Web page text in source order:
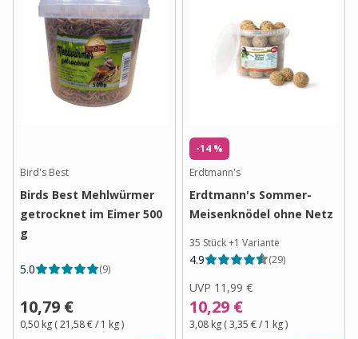
Bird's Best
Birds Best Mehlwürmer
getrocknet im Eimer 500
g
5.0 (9)
10,79 €
0,50 kg (21,58 €/ 1 kg)
-14 %
Erdtmann's
Erdtmann's Sommer-
Meisenknödel ohne Netz
35 Stück+1 Variante
4.9 (29)
UVP 11,99 €
10,29 €
3,08 kg (3,35 €/ 1 kg)